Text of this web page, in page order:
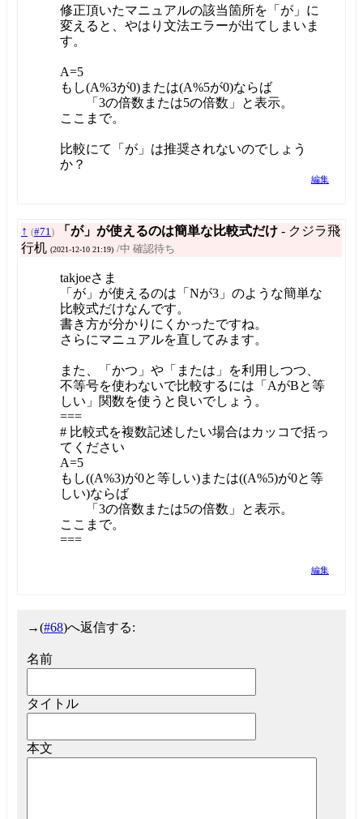
修正頂いたマニュアルの該当箇所を「が」に
変えると、やはり文法エラーが出てしまいま
す。
A=5
もし(A%3が0)または(A%5が0)ならば
「3の倍数または5の倍数」と表示。
ここまで。
比較にて「が」は推奨されないのでしょう
か？
編集
↑ (#71) 「が」が使えるのは簡単な比較式だけ - クジラ飛
行机 (2021-12-10 21:19) /中 確認待ち
takjoeさま
「が」が使えるのは「Nが3」のような簡単な
比較式だけなんです。
書き方が分かりにくかったですね。
さらにマニュアルを直してみます。
また、「かつ」や「または」を利用しつつ、
不等号を使わないで比較するには「AがBと等
しい」関数を使うと良いでしょう。
===
# 比較式を複数記述したい場合はカッコで括っ
てください
A=5
もし((A%3)が0と等しい)または((A%5)が0と等
しい)ならば
「3の倍数または5の倍数」と表示。
ここまで。
===
編集
→(#68)へ返信する:
名前
タイトル
本文